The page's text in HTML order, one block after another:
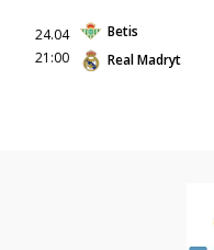
24.04
21:00
Betis
Real Madryt